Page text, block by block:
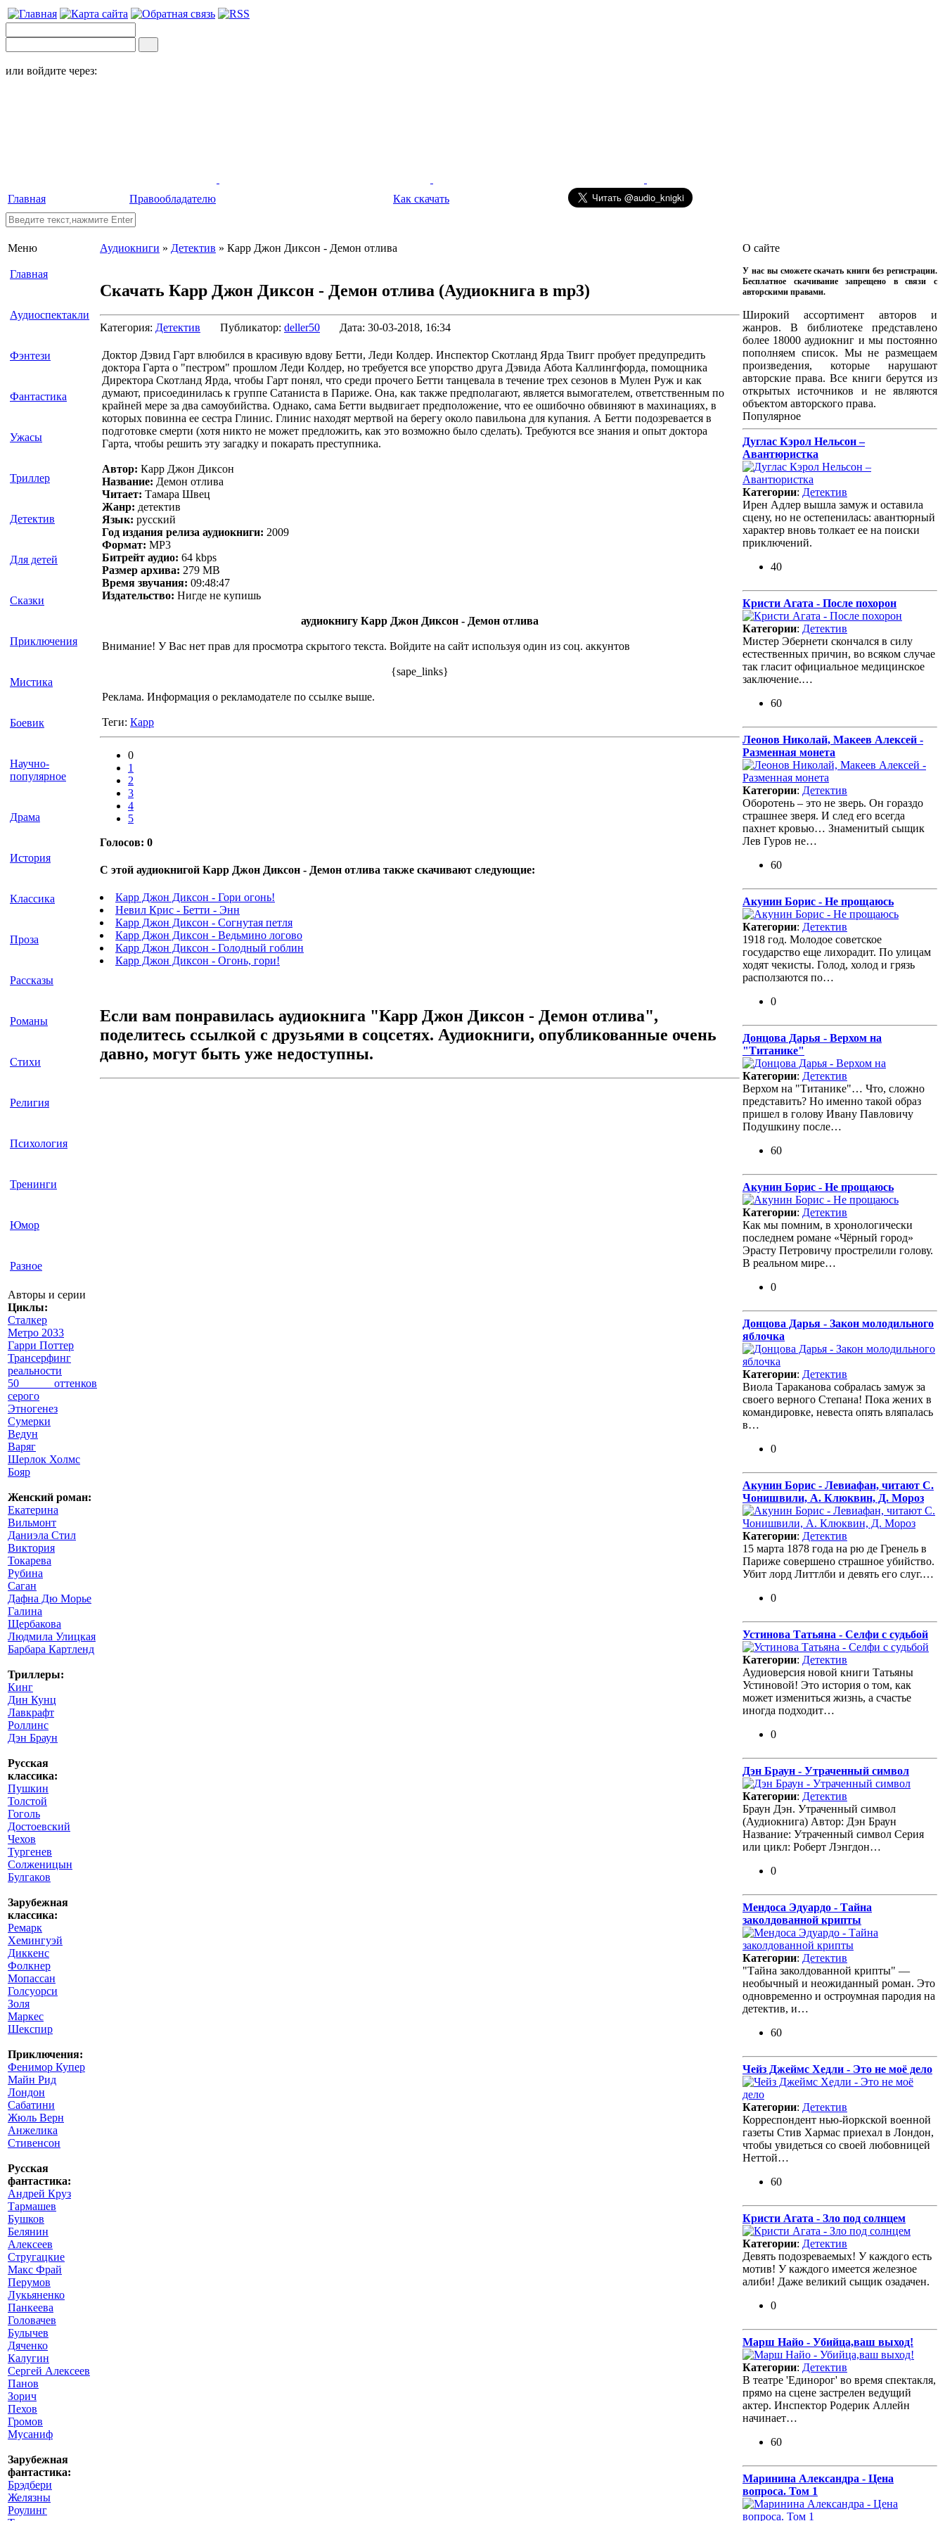
или войдите через:
Главная Правообладателю Как скачать
Меню
Главная
Аудиоспектакли
Фэнтези
Фантастика
Ужасы
Триллер
Детектив
Для детей
Сказки
Приключения
Мистика
Боевик
Научно-
популярное
Драма
История
Классика
Проза
Рассказы
Романы
Стихи
Религия
Психология
Тренинги
Юмор
Разное
Авторы и серии
Циклы:
Сталкер
Метро 2033
Гарри Поттер
Трансерфинг
реальности
50 оттенков
серого
Этногенез
Сумерки
Ведун
Варяг
Шерлок Холмс
Бояр
Женский роман:
Екатерина
Вильмонт
Даниэла Стил
Виктория
Токарева
Рубина
Саган
Дафна Дю Морье
Галина
Щербакова
Людмила Улицкая
Барбара Картленд
Триллеры:
Кинг
Дин Кунц
Лавкрафт
Роллинс
Дэн Браун
Русская
классика:
Пушкин
Толстой
Гоголь
Достоевский
Чехов
Тургенев
Солженицын
Булгаков
Зарубежная
классика:
Ремарк
Хемингуэй
Диккенс
Фолкнер
Мопассан
Голсуорси
Золя
Маркес
Шекспир
Приключения:
Фенимор Купер
Майн Рид
Лондон
Сабатини
Жюль Верн
Анжелика
Стивенсон
Русская
фантастика:
Андрей Круз
Тармашев
Бушков
Белянин
Алексеев
Стругацкие
Макс Фрай
Перумов
Лукьяненко
Панкеева
Головачев
Булычев
Дяченко
Калугин
Сергей Алексеев
Панов
Зорич
Пехов
Громов
Мусаниф
Зарубежная
фантастика:
Брэдбери
Желязны
Роулинг
Аудиокниги » Детектив » Карр Джон Диксон - Демон отлива
Скачать Карр Джон Диксон - Демон отлива (Аудиокнига в mp3)
Категория: Детектив Публикатор: deller50 Дата: 30-03-2018, 16:34
Доктор Дэвид Гарт влюбился в красивую вдову Бетти, Леди Колдер. Инспектор Скотланд Ярда Твигг пробует предупредить
доктора Гарта о "пестром" прошлом Леди Колдер, но требуется все упорство друга Дэвида Абота Каллингфорда, помощника
Директора Скотланд Ярда, чтобы Гарт понял, что среди прочего Бетти танцевала в течение трех сезонов в Мулен Руж и как
думают, присоединилась к группе Сатаниста в Париже. Она, как также предполагают, является вымогателем, ответственным по
крайней мере за два самоубийства. Однако, сама Бетти выдвигает предположение, что ее ошибочно обвиняют в махинациях, в
которых повинна ее сестра Глинис. Глинис находят мертвой на берегу около павильона для купания. А Бетти подозревается в
подготовке смерти (хотя никто не может предложить, как это возможно было сделать). Требуются все знания и опыт доктора
Гарта, чтобы решить эту загадку и покарать преступника.
Автор: Карр Джон Диксон
Название: Демон отлива
Читает: Тамара Швец
Жанр: детектив
Язык: русский
Год издания релиза аудиокниги: 2009
Формат: MP3
Битрейт аудио: 64 kbps
Размер архива: 279 MB
Время звучания: 09:48:47
Издательство: Нигде не купишь
аудиокнигу Карр Джон Диксон - Демон отлива
Внимание! У Вас нет прав для просмотра скрытого текста. Войдите на сайт используя один из соц. аккунтов
{sape_links}
Реклама. Информация о рекламодателе по ссылке выше.
Теги: Карр
0
1
2
3
4
5
Голосов: 0
С этой аудиокнигой Карр Джон Диксон - Демон отлива также скачивают следующие:
Карр Джон Диксон - Гори огонь!
Невил Крис - Бетти - Энн
Карр Джон Диксон - Согнутая петля
Карр Джон Диксон - Ведьмино логово
Карр Джон Диксон - Голодный гоблин
Карр Джон Диксон - Огонь, гори!
Если вам понравилась аудиокнига "Карр Джон Диксон - Демон отлива",
поделитесь ссылкой с друзьями в соцсетях. Аудиокниги, опубликованные очень
давно, могут быть уже недоступны.
О сайте
У нас вы сможете скачать книги без регистрации.
Бесплатное скачивание запрещено в связи с
авторскими правами.
Широкий ассортимент авторов и
жанров. В библиотеке представлено
более 18000 аудиокниг и мы постоянно
пополняем список. Мы не размещаем
произведения, которые нарушают
авторские права. Все книги берутся из
открытых источников и не являются
объектом авторского права.
Популярное
Дуглас Кэрол Нельсон –
Авантюристка
Категории: Детектив
Ирен Адлер вышла замуж и оставила
сцену, но не остепенилась: авантюрный
характер вновь толкает ее на поиски
приключений.
40
Кристи Агата - После похорон
Категории: Детектив
Мистер Эбернети скончался в силу
естественных причин, во всяком случае
так гласит официальное медицинское
заключение.…
60
Леонов Николай, Макеев Алексей -
Разменная монета
Категории: Детектив
Оборотень – это не зверь. Он гораздо
страшнее зверя. И след его всегда
пахнет кровью… Знаменитый сыщик
Лев Гуров не…
60
Акунин Борис - Не прощаюсь
Категории: Детектив
1918 год. Молодое советское
государство еще лихорадит. По улицам
ходят чекисты. Голод, холод и грязь
расползаются по…
0
Донцова Дарья - Верхом на
"Титанике"
Категории: Детектив
Верхом на "Титанике"… Что, сложно
представить? Но именно такой образ
пришел в голову Ивану Павловичу
Подушкину после…
60
Акунин Борис - Не прощаюсь
Категории: Детектив
Как мы помним, в хронологически
последнем романе «Чёрный город»
Эрасту Петровичу прострелили голову.
В реальном мире…
0
Донцова Дарья - Закон молодильного
яблочка
Категории: Детектив
Виола Тараканова собралась замуж за
своего верного Степана! Пока жених в
командировке, невеста опять вляпалась
в…
0
Акунин Борис - Левиафан, читают С.
Чонишвили, А. Клюквин, Д. Мороз
Категории: Детектив
15 марта 1878 года на рю де Гренель в
Париже совершено страшное убийство.
Убит лорд Литтлби и девять его слуг.…
0
Устинова Татьяна - Селфи с судьбой
Категории: Детектив
Аудиоверсия новой книги Татьяны
Устиновой! Это история о том, как
может измениться жизнь, а счастье
иногда подходит…
0
Дэн Браун - Утраченный символ
Категории: Детектив
Браун Дэн. Утраченный символ
(Аудиокнига) Автор: Дэн Браун
Название: Утраченный символ Серия
или цикл: Роберт Лэнгдон…
0
Мендоса Эдуардо - Tайна
заколдованной крипты
Категории: Детектив
"Тайна заколдованной крипты" —
необычный и неожиданный роман. Это
одновременно и остроумная пародия на
детектив, и…
60
Чейз Джеймс Хедли - Это не моё дело
Категории: Детектив
Корреспондент нью-йоркской военной
газеты Стив Хармас приехал в Лондон,
чтобы увидеться со своей любовницей
Неттой…
60
Кристи Агата - Зло под солнцем
Категории: Детектив
Девять подозреваемых! У каждого есть
мотив! У каждого имеется железное
алиби! Даже великий сыщик озадачен.
0
Марш Найо - Убийца,ваш выход!
Категории: Детектив
В театре 'Единорог' во время спектакля,
прямо на сцене застрелен ведущий
актер. Инспектор Родерик Аллейн
начинает…
60
Маринина Александра - Цена
вопроса. Том 1